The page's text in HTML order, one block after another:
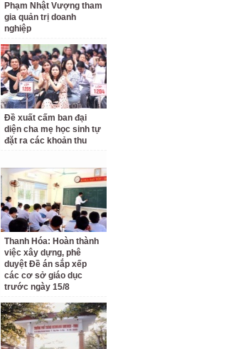
Phạm Nhật Vượng tham
gia quản trị doanh
nghiệp
Đề xuất cấm ban đại
diện cha mẹ học sinh tự
đặt ra các khoản thu
Thanh Hóa: Hoàn thành
việc xây dựng, phê
duyệt Đề án sắp xếp
các cơ sở giáo dục
trước ngày 15/8